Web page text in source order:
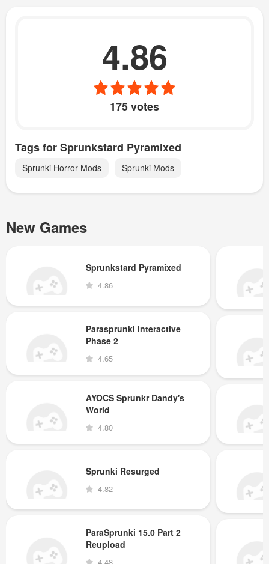
4.86
175 votes
Tags for Sprunkstard Pyramixed
Sprunki Horror Mods Sprunki Mods
New Games
Sprunkstard Pyramixed
4.86
Parasprunki Interactive
Phase 2
4.65
AYOCS Sprunkr Dandy's
World
4.80
Sprunki Resurged
4.82
ParaSprunki 15.0 Part 2
Reupload